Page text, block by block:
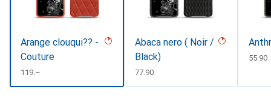
Arange clouqui?? -
Couture
CHF
119.–
Abaca nero ( Noir /
Black)
CHF
77.90
CHF
55.90